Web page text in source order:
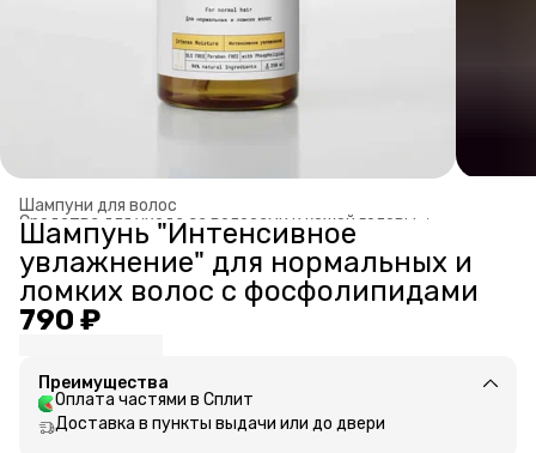
Шампуни для волос
Средства для ухода за волосами и кожей головы ›
Главная
›
Шампунь "Интенсивное
увлажнение" для нормальных и
ломких волос с фосфолипидами
790 ₽
Преимущества
Оплата частями в Сплит
Доставка в пункты выдачи или до двери